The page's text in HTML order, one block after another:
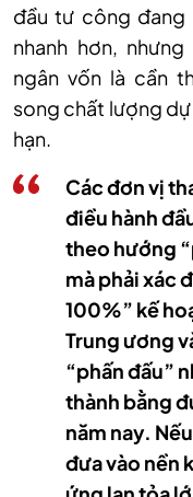
đầu tư công đang
nhanh hơn,
ngân vốn là cần
song chất lượng
hạn.
Các đơn vị
điều hành
theo hướng
mà phải xác
100%” kế
Trung ương
“phấn đấu”
thành bằng
năm nay.
đưa vào nền